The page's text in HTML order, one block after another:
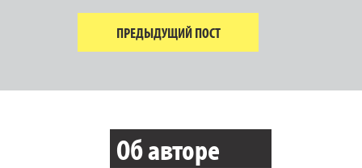
ПРЕДЫДУЩИЙ ПОСТ
Об авторе